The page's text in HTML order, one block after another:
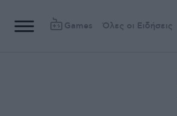
Games Όλες οι Ειδήσεις